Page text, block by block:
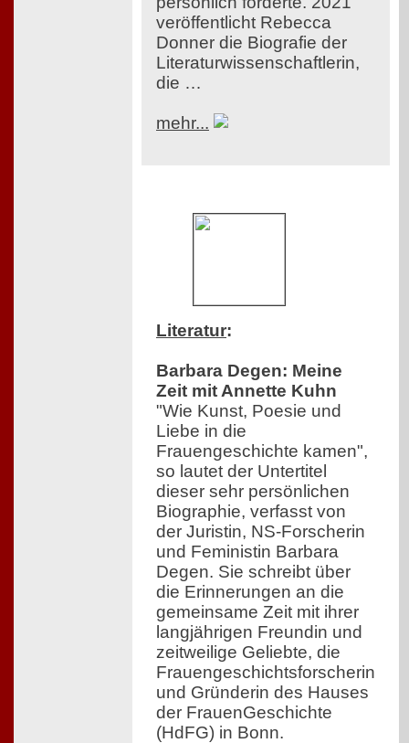
veröffentlicht Rebecca
Donner die Biografie der
Literaturwissenschaftlerin,
die …
mehr...
Literatur:
Barbara Degen: Meine
Zeit mit Annette Kuhn
"Wie Kunst, Poesie und
Liebe in die
Frauengeschichte kamen",
so lautet der Untertitel
dieser sehr persönlichen
Biographie, verfasst von
der Juristin, NS-Forscherin
und Feministin Barbara
Degen. Sie schreibt über
die Erinnerungen an die
gemeinsame Zeit mit ihrer
langjährigen Freundin und
zeitweilige Geliebte, die
Frauengeschichtsforscherin
und Gründerin des Hauses
der FrauenGeschichte
(HdFG) in Bonn.